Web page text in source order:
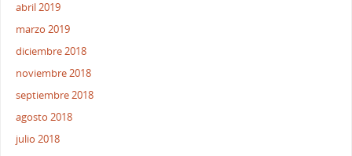
abril 2019
marzo 2019
diciembre 2018
noviembre 2018
septiembre 2018
agosto 2018
julio 2018